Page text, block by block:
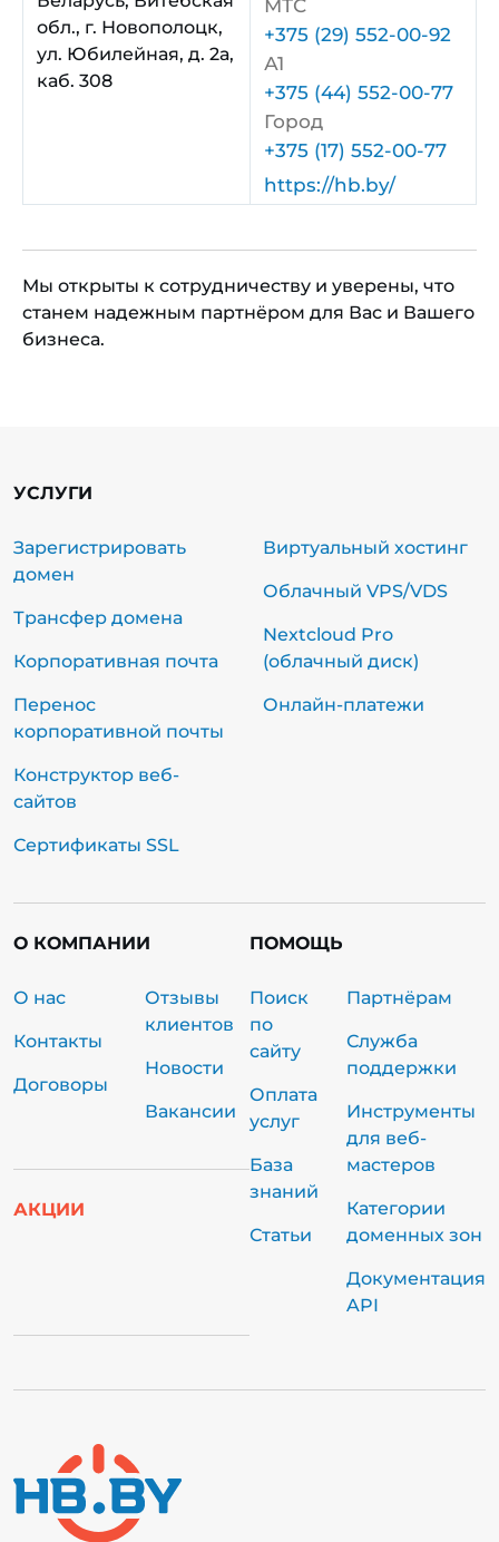
обл., г. Новополоцк,
ул. Юбилейная, д. 2а,
каб. 308
МТС
+375 (29) 552-00-92
А1
+375 (44) 552-00-77
Город
+375 (17) 552-00-77
https://hb.by/
Мы открыты к сотрудничеству и уверены, что
станем надежным партнёром для Вас и Вашего
бизнеса.
УСЛУГИ
Зарегистрировать
домен
Трансфер домена
Корпоративная почта
Перенос
корпоративной почты
Конструктор веб-
сайтов
Сертификаты SSL
Виртуальный хостинг
Облачный VPS/VDS
Nextcloud Pro
(облачный диск)
Онлайн-платежи
О КОМПАНИИ
О нас
Контакты
Договоры
Отзывы
клиентов
Новости
Вакансии
АКЦИИ
ПОМОЩЬ
Поиск
по
сайту
Оплата
услуг
База
знаний
Статьи
Партнёрам
Служба
поддержки
Инструменты
для веб-
мастеров
Категории
доменных зон
Документация
API